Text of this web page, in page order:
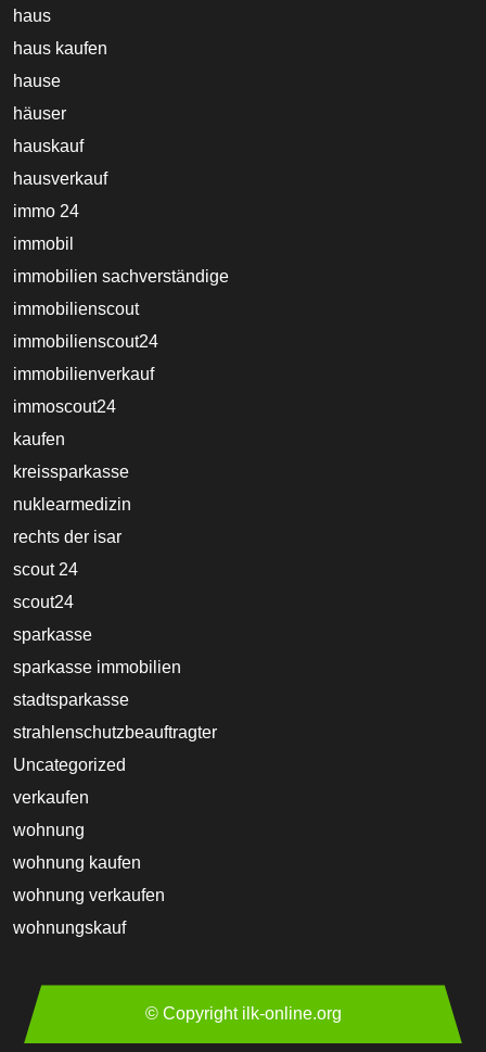
haus
haus kaufen
hause
häuser
hauskauf
hausverkauf
immo 24
immobil
immobilien sachverständige
immobilienscout
immobilienscout24
immobilienverkauf
immoscout24
kaufen
kreissparkasse
nuklearmedizin
rechts der isar
scout 24
scout24
sparkasse
sparkasse immobilien
stadtsparkasse
strahlenschutzbeauftragter
Uncategorized
verkaufen
wohnung
wohnung kaufen
wohnung verkaufen
wohnungskauf
© Copyright ilk-online.org